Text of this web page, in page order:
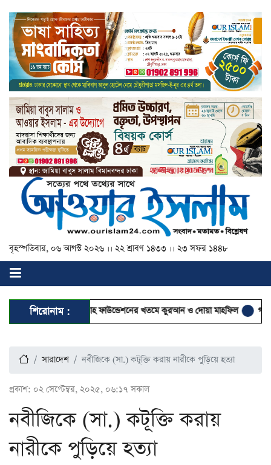
বৃহস্পতিবার, ০৬ আগস্ট ২০২৬ ।। ২২ শ্রাবণ ১৪৩৩ ।। ২৩ সফর ১৪৪৮
শিরোনাম :
ইফাদাতুল উম্মাহ ফাউন্ডেশনের খতমে কুরআন ও দোয়া মাহফিল গণভোটের
সারাদেশ নবীজিকে (সা.) কটূক্তি করায় নারীকে পুড়িয়ে হত্যা
প্রকাশ: ০২ সেপ্টেম্বর, ২০২৫, ০৬:১৭ সকাল
নবীজিকে (সা.) কটূক্তি করায়
নারীকে পুড়িয়ে হত্যা